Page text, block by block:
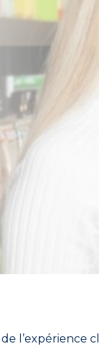
l’expérience